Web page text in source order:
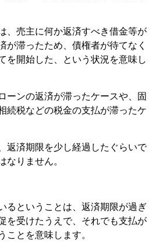
、売主に何か返済すべき借金等が
が滞ったため、債権者が待てなく
を開始した、という状況を意味し
ーンの返済が滞ったケースや、固
続税などの税金の支払が滞ったケ
返済期限を少し経過したぐらいで
なりません。
るということは、返済期限が過ぎ
を受けたうえで、それでも支払が
ことを意味します。